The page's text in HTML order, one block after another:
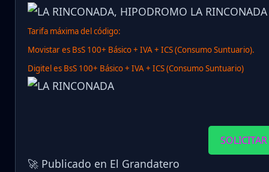
Tarifa máxima del código:
Movistar es BsS 100+ Básico + IVA + ICS (Consumo Suntuario).
Digitel es BsS 100+ Básico + IVA + ICS (Consumo Suntuario)
🚀 Publicado en El Grandatero